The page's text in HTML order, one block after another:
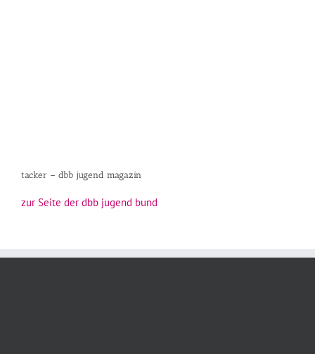
tacker – dbb jugend magazin
zur Seite der dbb jugend bund